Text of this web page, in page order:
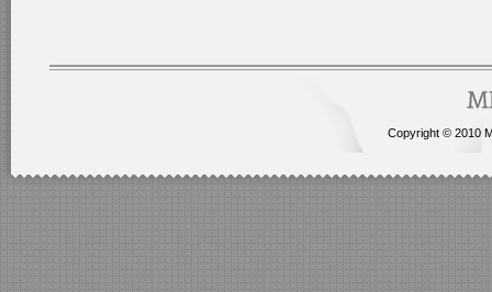
Copyright © 2010